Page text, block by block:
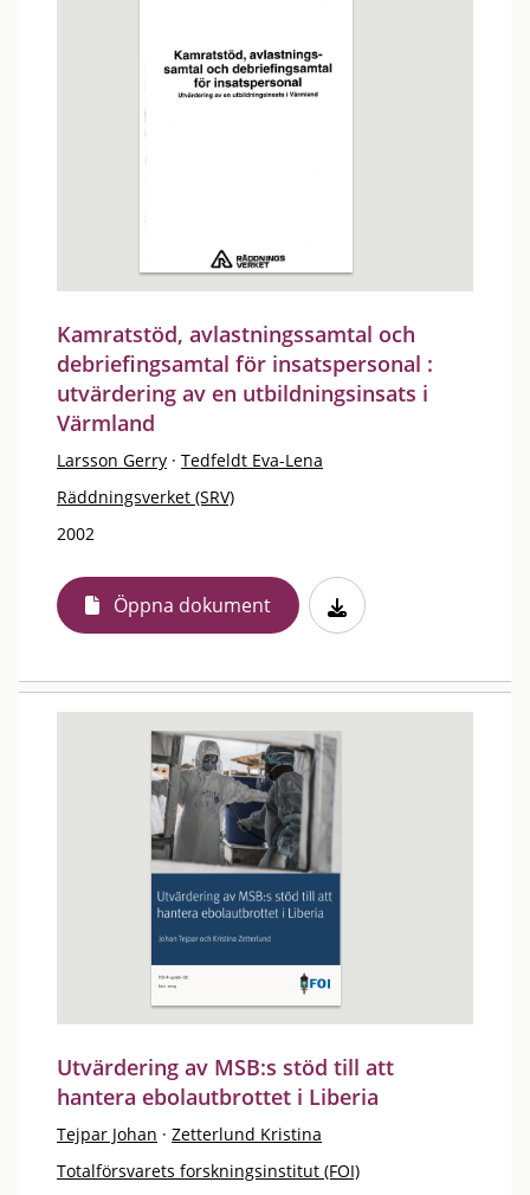
Kamratstöd, avlastningssamtal och
debriefingsamtal för insatspersonal :
utvärdering av en utbildningsinsats i
Värmland
Larsson Gerry · Tedfeldt Eva-Lena
Räddningsverket (SRV)
2002
Öppna dokument
Utvärdering av MSB:s stöd till att
hantera ebolautbrottet i Liberia
Tejpar Johan · Zetterlund Kristina
Totalförsvarets forskningsinstitut (FOI)